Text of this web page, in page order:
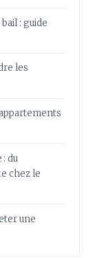
: guide
les
du
chez le
une